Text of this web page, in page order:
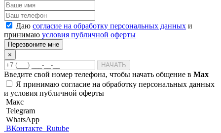
Даю согласие на обработку персональных данных и
принимаю условия публичной оферты
Перезвоните мне
×
НАЧАТЬ
Введите свой номер телефона, чтобы начать общение в Max
Я принимаю согласие на обработку персональных данных
и условия публичной оферты
Макс
Telegram
WhatsApp
ВКонтакте Rutube